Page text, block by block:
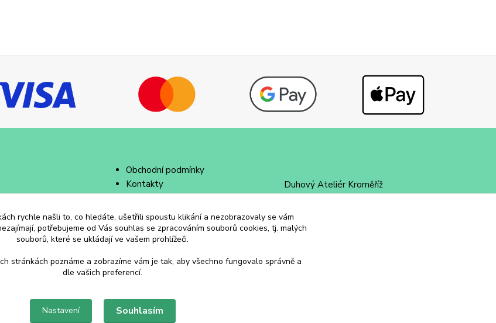
Obchodní podmínky
Kontakty
Duhový Ateliér Kroměříž
+420 734 258 002
rychle našli to, co hledáte, ušetřili spoustu klikání a nezobrazovaly se vám
potřebujeme od Vás souhlas se zpracováním souborů cookies, tj. malých
souborů, které se ukládají ve vašem prohlížeči.
stránkách poznáme a zobrazíme vám je tak, aby všechno fungovalo správně a
dle vašich preferencí.
Nastavení Souhlasím